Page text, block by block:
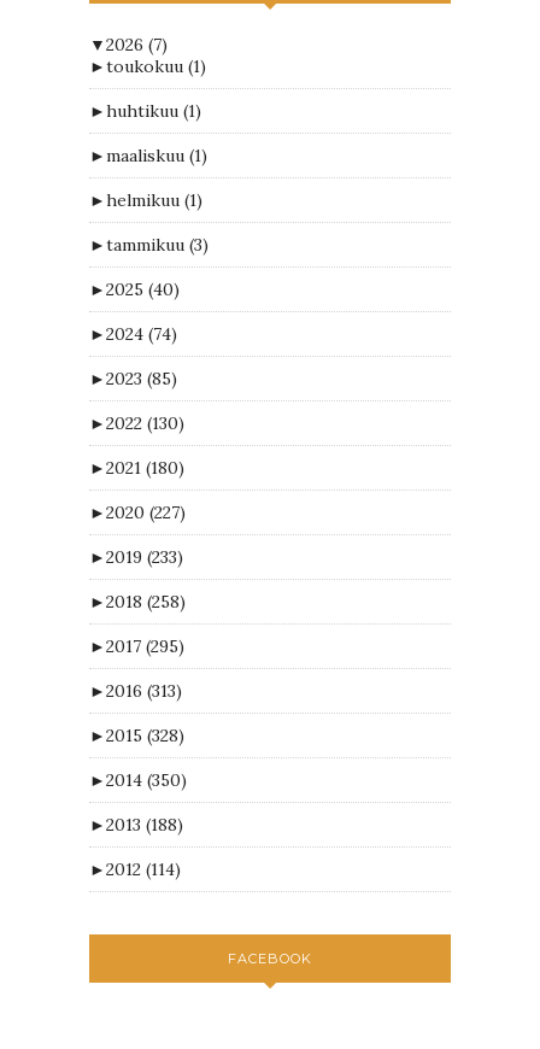
▼2026 (7)
►toukokuu (1)
►huhtikuu (1)
►maaliskuu (1)
►helmikuu (1)
►tammikuu (3)
►2025 (40)
►2024 (74)
►2023 (85)
►2022 (130)
►2021 (180)
►2020 (227)
►2019 (233)
►2018 (258)
►2017 (295)
►2016 (313)
►2015 (328)
►2014 (350)
►2013 (188)
►2012 (114)
FACEBOOK